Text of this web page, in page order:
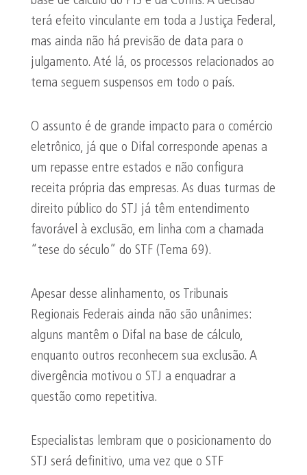
terá efeito vinculante em toda a Justiça Federal,
mas ainda não há previsão de data para o
julgamento. Até lá, os processos relacionados ao
tema seguem suspensos em todo o país.
O assunto é de grande impacto para o comércio
eletrônico, já que o Difal corresponde apenas a
um repasse entre estados e não configura
receita própria das empresas. As duas turmas de
direito público do STJ já têm entendimento
favorável à exclusão, em linha com a chamada
“tese do século” do STF (Tema 69).
Apesar desse alinhamento, os Tribunais
Regionais Federais ainda não são unânimes:
alguns mantêm o Difal na base de cálculo,
enquanto outros reconhecem sua exclusão. A
divergência motivou o STJ a enquadrar a
questão como repetitiva.
Especialistas lembram que o posicionamento do
STJ será definitivo, uma vez que o STF